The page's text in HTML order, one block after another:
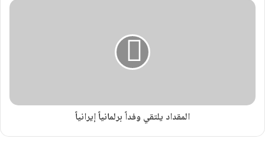
المقداد يلتقي وفداً برلمانياً إيرانياً